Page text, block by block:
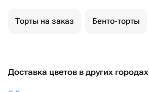
Торты на заказ Бенто-торты
Доставка цветов в других городах